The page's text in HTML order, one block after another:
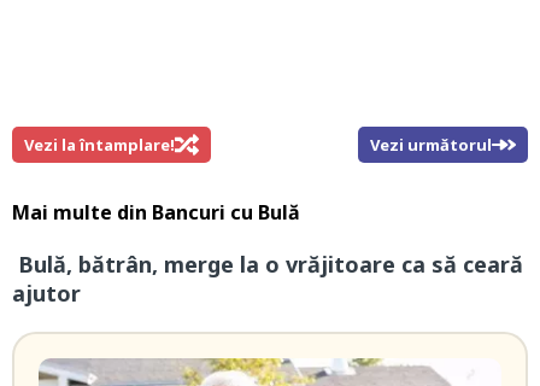
Vezi la întamplare! Vezi următorul
Mai multe din Bancuri cu Bulă
Bulă, bătrân, merge la o vrăjitoare ca să ceară
ajutor